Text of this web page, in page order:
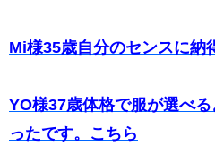
Mi様35歳自分のセンスに納
YO様37歳体格で服が選べ
ったです。こちら